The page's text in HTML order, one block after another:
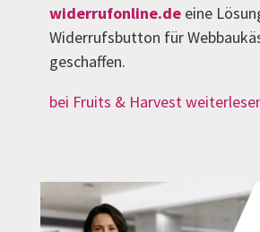
widerrufonline.deeine
Widerrufsbutton für
geschaffen.
bei Fruits & Harvest